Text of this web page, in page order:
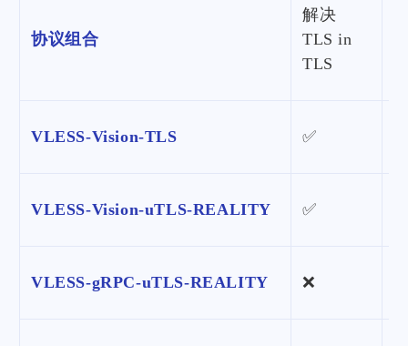
协议组合
解决
TLS in
TLS
VLESS-Vision-TLS ✅
VLESS-Vision-uTLS-REALITY ✅
VLESS-gRPC-uTLS-REALITY ❌